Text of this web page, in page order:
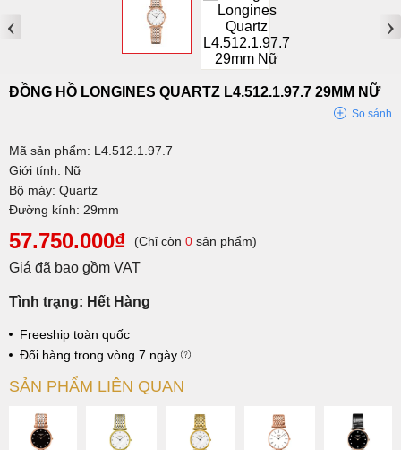
‹ ›
ĐỒNG HỒ LONGINES QUARTZ L4.512.1.97.7 29MM NỮ
So sánh
Mã sản phẩm: L4.512.1.97.7
Giới tính: Nữ
Bộ máy: Quartz
Đường kính: 29mm
57.750.000₫ (Chỉ còn 0 sản phẩm)
Giá đã bao gồm VAT
Tình trạng: Hết Hàng
Freeship toàn quốc
Đổi hàng trong vòng 7 ngày
SẢN PHẨM LIÊN QUAN